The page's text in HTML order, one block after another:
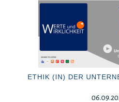
ETHIK (IN) DER